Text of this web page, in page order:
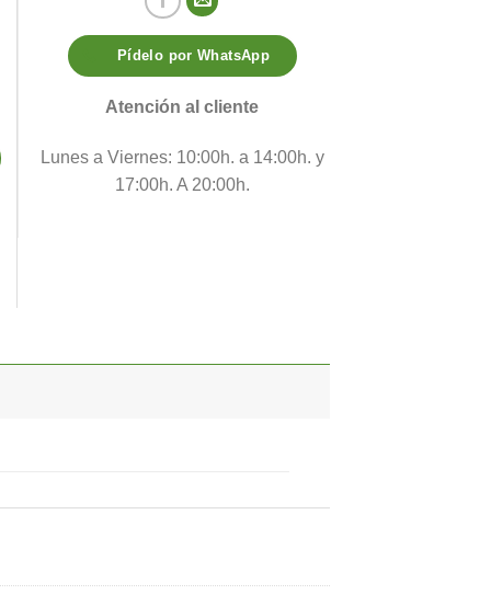
Pídelo por WhatsApp
Atención al cliente
Lunes a Viernes: 10:00h. a 14:00h. y
17:00h. A 20:00h.